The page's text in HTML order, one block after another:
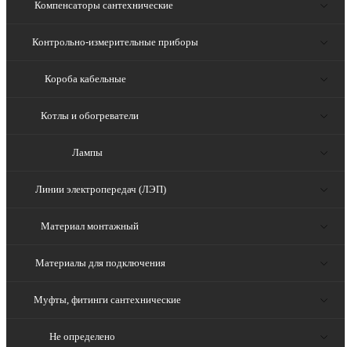
Компенсаторы сантехнические
Контрольно-измерительные приборы
Короба кабельные
Котлы и обогреватели
Лампы
Линии электропередач (ЛЭП)
Материал монтажный
Материалы для подключения
Муфты, фитинги сантехнические
Не определено